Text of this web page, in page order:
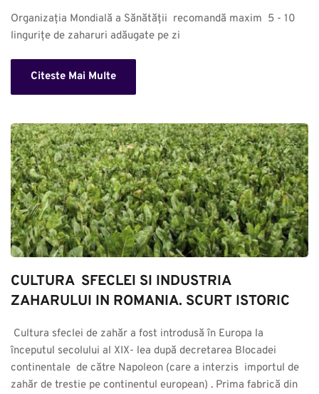
Organizația Mondială a Sănătății  recomandă maxim  5 - 10
lingurițe de zaharuri adăugate pe zi
Citeste Mai Multe
CULTURA  SFECLEI SI INDUSTRIA
ZAHARULUI IN ROMANIA. SCURT ISTORIC
începutul secolului al XIX- lea după decretarea Blocadei
continentale  de către Napoleon (care a interzis  importul de
zahăr de trestie pe continentul european) . Prima fabrică din